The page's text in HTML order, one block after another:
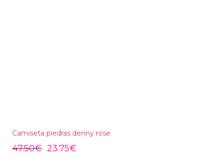
Camiseta piedras denny rose
47.50€ 23.75€